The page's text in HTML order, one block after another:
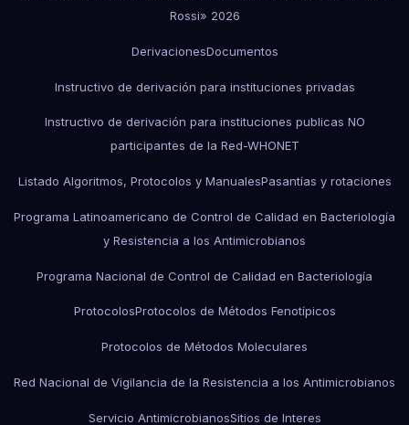
Rossi» 2026
DerivacionesDocumentos
Instructivo de derivación para instituciones privadas
Instructivo de derivación para instituciones publicas NO
participantes de la Red-WHONET
Listado Algoritmos, Protocolos y ManualesPasantías y rotaciones
Programa Latinoamericano de Control de Calidad en Bacteriología
y Resistencia a los Antimicrobianos
Programa Nacional de Control de Calidad en Bacteriología
ProtocolosProtocolos de Métodos Fenotípicos
Protocolos de Métodos Moleculares
Red Nacional de Vigilancia de la Resistencia a los Antimicrobianos
Servicio AntimicrobianosSitios de Interes